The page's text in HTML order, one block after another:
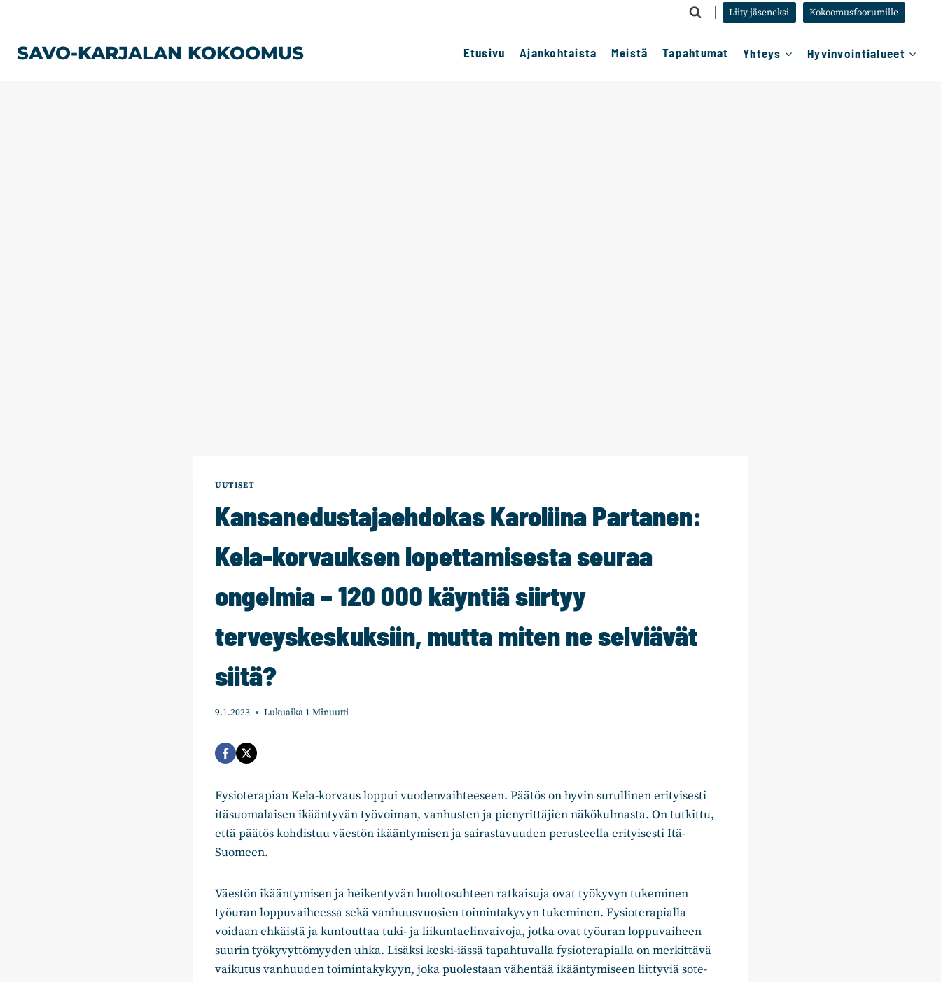
Liity jäseneksi Kokoomusfoorumille
SAVO-KARJALAN KOKOOMUS Etusivu Ajankohtaista Meistä Tapahtumat Yhteys Hyvinvointialueet
UUTISET
Kansanedustajaehdokas Karoliina Partanen:
Kela-korvauksen lopettamisesta seuraa
ongelmia – 120 000 käyntiä siirtyy
terveyskeskuksiin, mutta miten ne selviävät
siitä?
9.1.2023 Lukuaika 1 Minuutti
Fysioterapian Kela-korvaus loppui vuodenvaihteeseen. Päätös on hyvin surullinen erityisesti
itäsuomalaisen ikääntyvän työvoiman, vanhusten ja pienyrittäjien näkökulmasta. On tutkittu,
että päätös kohdistuu väestön ikääntymisen ja sairastavuuden perusteella erityisesti Itä-
Suomeen.
Väestön ikääntymisen ja heikentyvän huoltosuhteen ratkaisuja ovat työkyvyn tukeminen
työuran loppuvaiheessa sekä vanhuusvuosien toimintakyvyn tukeminen. Fysioterapialla
voidaan ehkäistä ja kuntouttaa tuki- ja liikuntaelinvaivoja, jotka ovat työuran loppuvaiheen
suurin työkyvyttömyyden uhka. Lisäksi keski-iässä tapahtuvalla fysioterapialla on merkittävä
vaikutus vanhuuden toimintakykyyn, joka puolestaan vähentää ikääntymiseen liittyviä sote-